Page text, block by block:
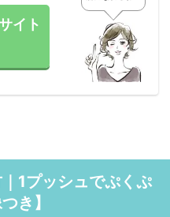
イト
1プッシュでぷくぷ
き】